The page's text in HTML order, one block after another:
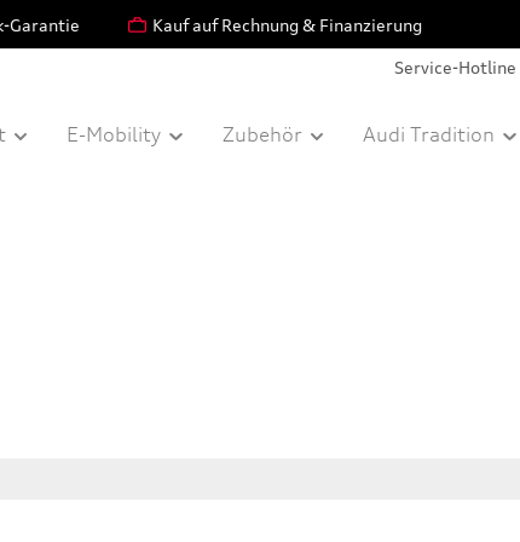
Garantie Kauf auf Rechnung & Finanzierung
Service-Hotline
E-Mobility Zubehör Audi Tradition